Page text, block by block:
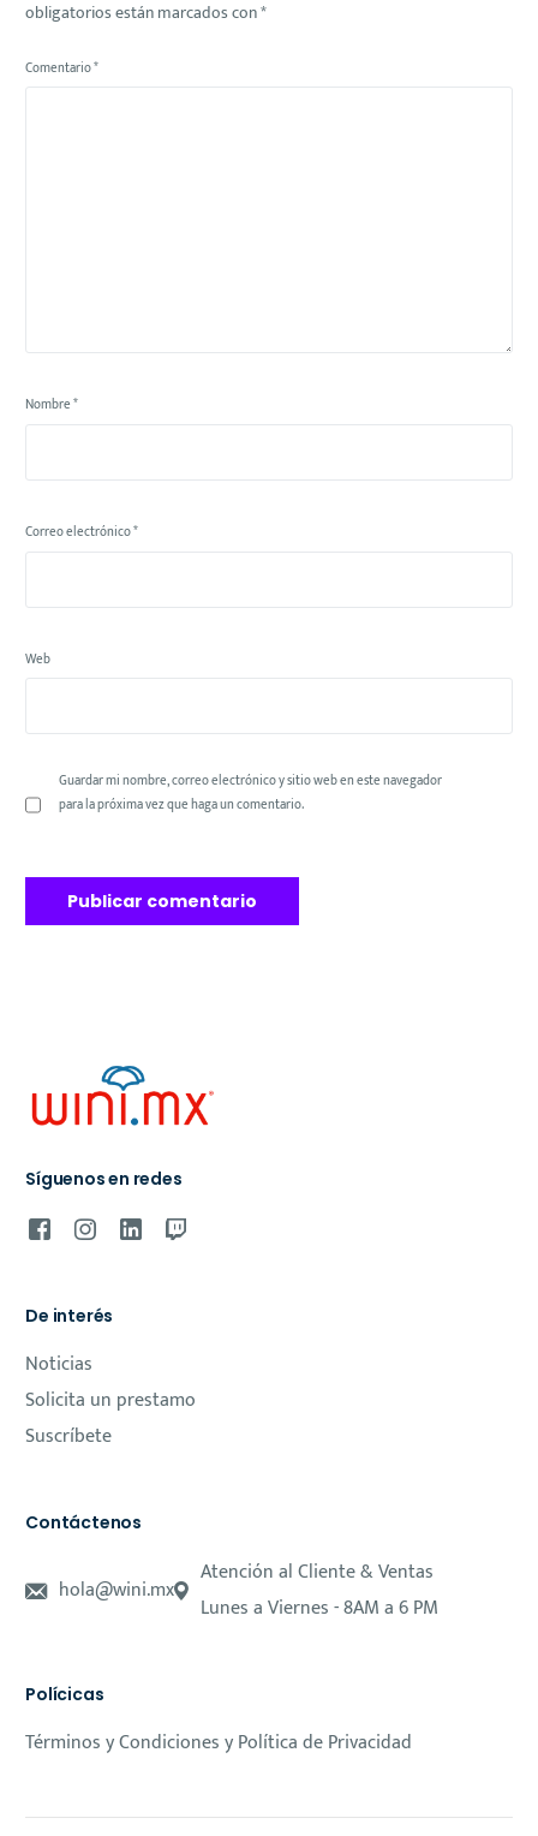
obligatorios están marcados con*
Comentario*
Nombre*
Correo electrónico*
Web
Guardar mi nombre, correo electrónico y sitio web en este navegador
para la próxima vez que haga un comentario.
Síguenos en redes
De interés
Noticias
Solicita un prestamo
Suscríbete
Contáctenos
hola@wini.mx
Atención al Cliente & Ventas
Lunes a Viernes - 8AM a 6 PM
Polícicas
Términos y Condiciones y Política de Privacidad